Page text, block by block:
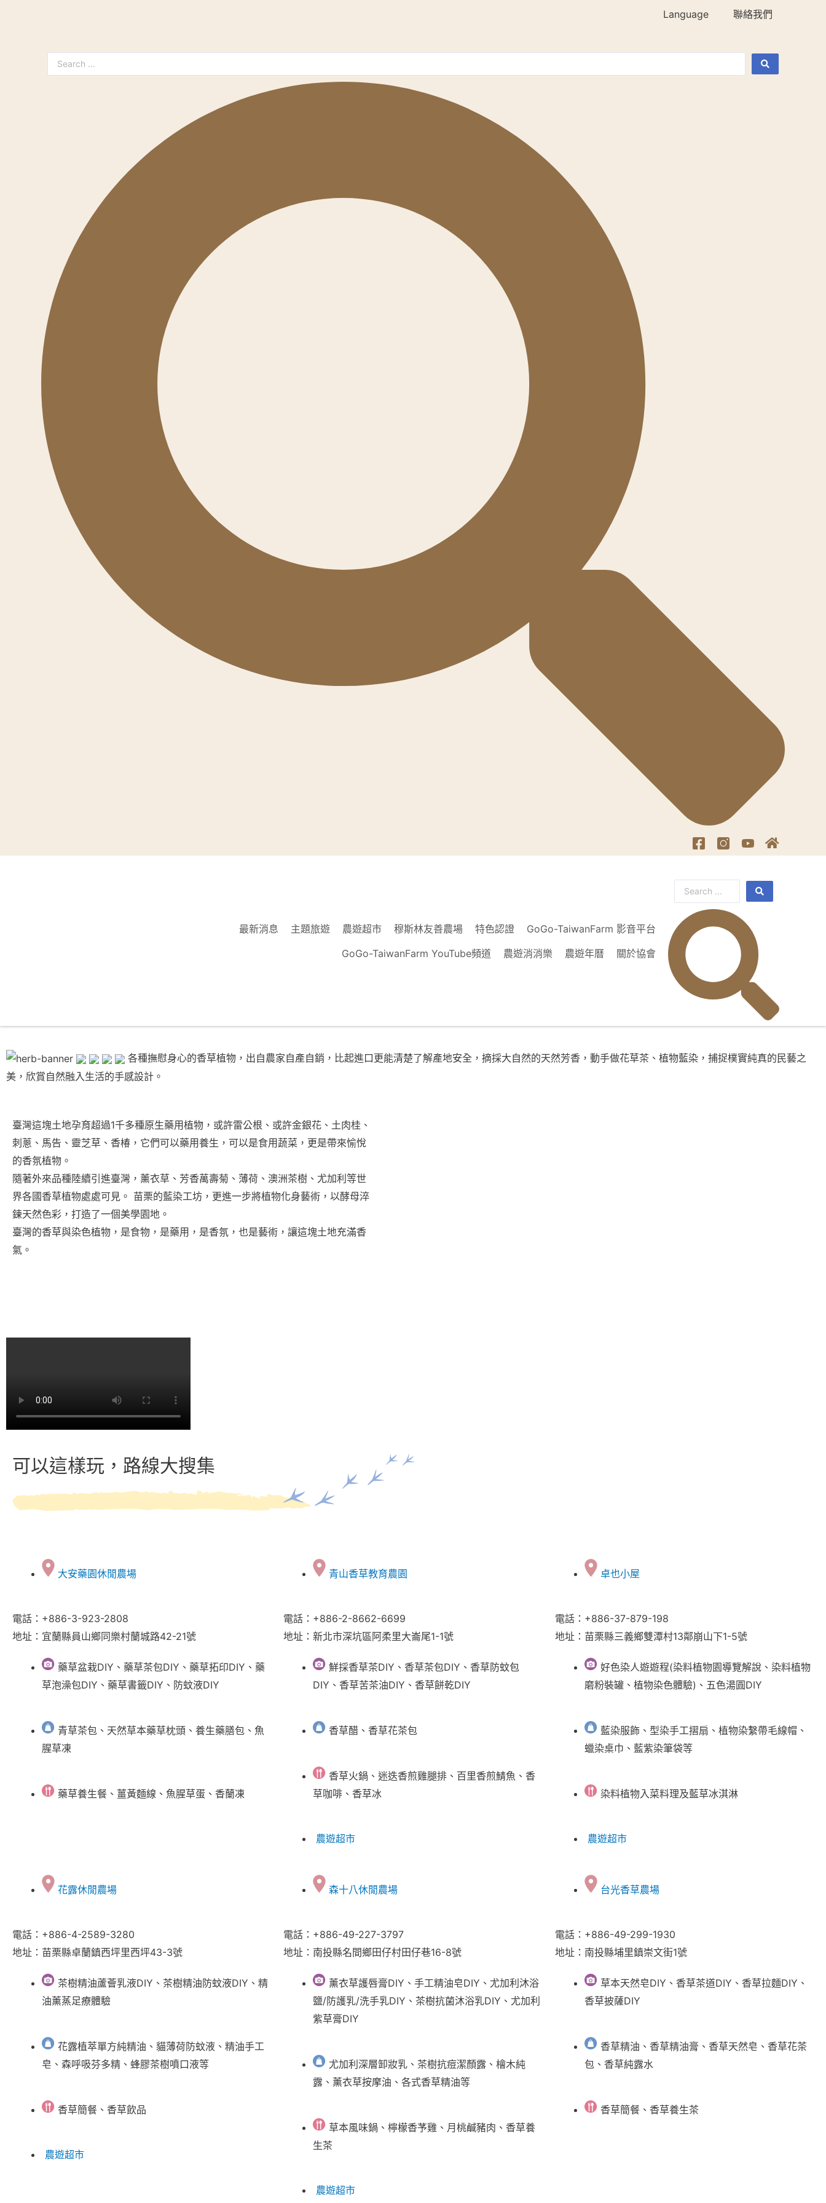
Language 聯絡我們
最新消息 主題旅遊 農遊超市 穆斯林友善農場 特色認證
GoGo-TaiwanFarm 影音平台
GoGo-TaiwanFarm YouTube頻道
農遊消消樂 農遊年曆 關於協會
各種撫慰身心的香草植物，出自農家自產自銷，比起進口更能清楚了解產地安全，摘採大自然的天然芳香，動手做花草茶、植物藍染，捕捉樸實純真的民藝之
美，欣賞自然融入生活的手感設計。
臺灣這塊土地孕育超過1千多種原生藥用植物，或許雷公根、或許金銀花、土肉桂、
刺蔥、馬告、靈芝草、香椿，它們可以藥用養生，可以是食用蔬菜，更是帶來愉悅
的香氛植物。
隨著外來品種陸續引進臺灣，薰衣草、芳香萬壽菊、薄荷、澳洲茶樹、尤加利等世
界各國香草植物處處可見。 苗栗的藍染工坊，更進一步將植物化身藝術，以酵母淬
鍊天然色彩，打造了一個美學園地。
臺灣的香草與染色植物，是食物，是藥用，是香氛，也是藝術，讓這塊土地充滿香
氣。
可以這樣玩，路線大搜集
大安藥園休閒農場
電話：+886-3-923-2808
地址：宜蘭縣員山鄉同樂村蘭城路42-21號
藥草盆栽DIY、藥草茶包DIY、藥草拓印DIY、藥
草泡澡包DIY、藥草書籤DIY、防蚊液DIY
青草茶包、天然草本藥草枕頭、養生藥膳包、魚
腥草凍
藥草養生餐、薑黃麵線、魚腥草蛋、香蘭凍
青山香草教育農園
電話：+886-2-8662-6699
地址：新北市深坑區阿柔里大崙尾1-1號
鮮採香草茶DIY、香草茶包DIY、香草防蚊包
DIY、香草苦茶油DIY、香草餅乾DIY
香草醋、香草花茶包
香草火鍋、迷迭香煎雞腿排、百里香煎鯖魚、香
草咖啡、香草冰
農遊超市
卓也小屋
電話：+886-37-879-198
地址：苗栗縣三義鄉雙潭村13鄰崩山下1-5號
好色染人遊遊程(染料植物園導覽解說、染料植物
磨粉裝罐、植物染色體驗)、五色湯圓DIY
藍染服飾、型染手工摺扇、植物染繫帶毛線帽、
蠟染桌巾、藍紫染筆袋等
染料植物入菜料理及藍草冰淇淋
農遊超市
花露休閒農場
電話：+886-4-2589-3280
地址：苗栗縣卓蘭鎮西坪里西坪43-3號
茶樹精油蘆薈乳液DIY、茶樹精油防蚊液DIY、精
油薰蒸足療體驗
花露植萃單方純精油、貓薄荷防蚊液、精油手工
皂、森呼吸芬多精、蜂膠茶樹噴口液等
香草簡餐、香草飲品
農遊超市
森十八休閒農場
電話：+886-49-227-3797
地址：南投縣名間鄉田仔村田仔巷16-8號
薰衣草護唇膏DIY、手工精油皂DIY、尤加利沐浴
鹽/防護乳/洗手乳DIY、茶樹抗菌沐浴乳DIY、尤加利
紫草膏DIY
尤加利深層卸妝乳、茶樹抗痘潔顏露、檜木純
露、薰衣草按摩油、各式香草精油等
草本風味鍋、檸檬香芧雞、月桃鹹豬肉、香草養
生茶
農遊超市
台光香草農場
電話：+886-49-299-1930
地址：南投縣埔里鎮崇文街1號
草本天然皂DIY、香草茶道DIY、香草拉麵DIY、
香草披薩DIY
香草精油、香草精油膏、香草天然皂、香草花茶
包、香草純露水
香草簡餐、香草養生茶